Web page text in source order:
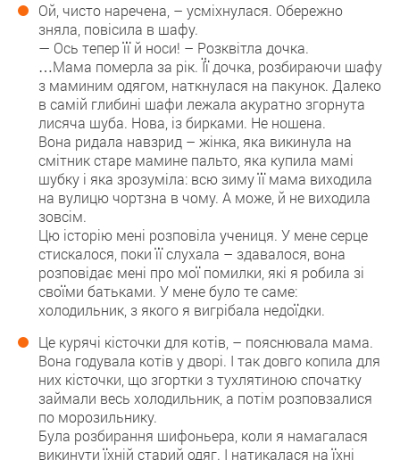
Ой, чисто наречена, – усміхнулася. Обережно
зняла, повісила в шафу.
— Ось тепер її й носи! – Розквітла дочка.
…Мама померла за рік. Її дочка, розбираючи шафу
з маминим одягом, наткнулася на пакунок. Далеко
в самій глибині шафи лежала акуратно згорнута
лисяча шуба. Нова, із бирками. Не ношена.
Вона ридала навзрид – жінка, яка викинула на
смітник старе мамине пальто, яка купила мамі
шубку і яка зрозуміла: всю зиму її мама виходила
на вулицю чортзна в чому. А може, й не виходила
зовсім.
Цю історію мені розповіла учениця. У мене серце
стискалося, поки її слухала – здавалося, вона
розповідає мені про мої помилки, які я робила зі
своїми батьками. У мене було те саме:
холодильник, з якого я вигрібала недоїдки.
Це курячі кісточки для котів, – пояснювала мама.
Вона годувала котів у дворі. І так довго копила для
них кісточки, що згортки з тухлятиною спочатку
займали весь холодильник, а потім розповзалися
по морозильнику.
Була розбирання шифоньера, коли я намагалася
викинути їхній старий одяг. І натикалася на їхні